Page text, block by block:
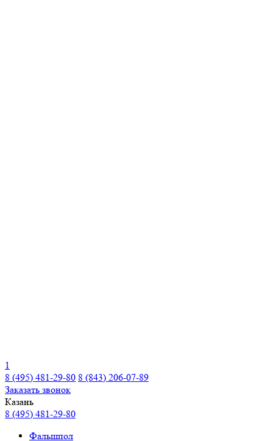
1
8 (495) 481-29-80 8 (843) 206-07-89
Заказать звонок
Казань
8 (495) 481-29-80
Фальшпол